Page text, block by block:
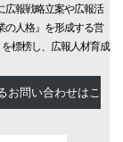
広報戦略立案や広報活
の人格』を形成する営
標榜し、広報人材育成
お問い合わせはこ